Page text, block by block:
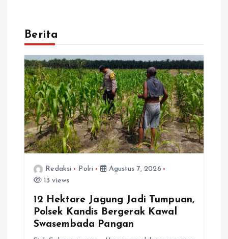
Berita
Redaksi Polri
Agustus 7, 2026
13 views
12 Hektare Jagung Jadi Tumpuan,
Polsek Kandis Bergerak Kawal
Swasembada Pangan